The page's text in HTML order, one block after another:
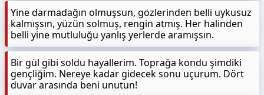
Yine darmadağın olmuşsun, gözlerinden belli uykusuz
kalmışsın, yüzün solmuş, rengin atmış. Her halinden
belli yine mutluluğu yanlış yerlerde aramışsın.
Bir gül gibi soldu hayallerim. Toprağa kondu şimdiki
gençliğim. Nereye kadar gidecek sonu uçurum. Dört
duvar arasında beni unutun!